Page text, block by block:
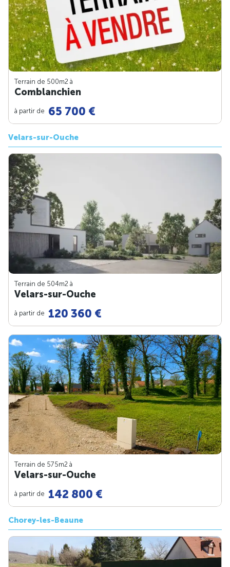
Terrain de 500m2 à
Comblanchien
à partir de 65 700 €
Velars-sur-Ouche
Terrain de 504m2 à
Velars-sur-Ouche
à partir de 120 360 €
Terrain de 575m2 à
Velars-sur-Ouche
à partir de 142 800 €
Chorey-les-Beaune